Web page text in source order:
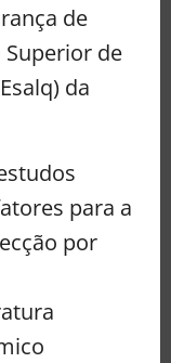
de
Superior de
da
para a
por